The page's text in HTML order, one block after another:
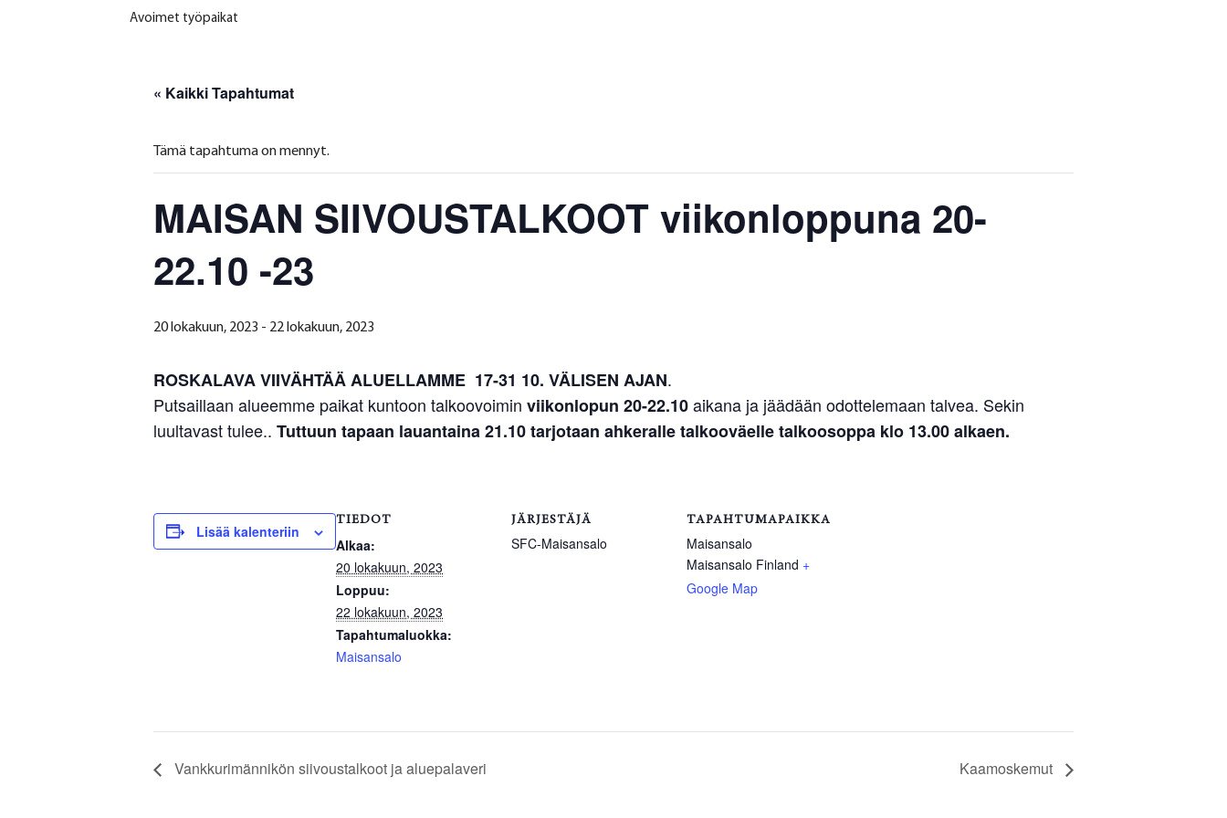
Avoimet työpaikat
« Kaikki Tapahtumat
Tämä tapahtuma on mennyt.
MAISAN SIIVOUSTALKOOT viikonloppuna 20-
22.10 -23
20 lokakuun, 2023 - 22 lokakuun, 2023
ROSKALAVA VIIVÄHTÄÄ ALUELLAMME 17-31 10. VÄLISEN AJAN.
Putsaillaan alueemme paikat kuntoon talkoovoimin viikonlopun 20-22.10aikana ja jäädään odottelemaan talvea. Sekin
luultavast tulee.. Tuttuun tapaan lauantaina 21.10 tarjotaan ahkeralle talkooväelle talkoosoppa klo 13.00 alkaen.
Lisää kalenteriin
TIEDOT
Alkaa:
20 lokakuun, 2023
Loppuu:
22 lokakuun, 2023
Tapahtumaluokka:
Maisansalo
JÄRJESTÄJÄ
SFC-Maisansalo
TAPAHTUMAPAIKKA
Maisansalo
Maisansalo Finland +
Google Map
Vankkurimännikön siivoustalkoot ja aluepalaveri Kaamoskemut